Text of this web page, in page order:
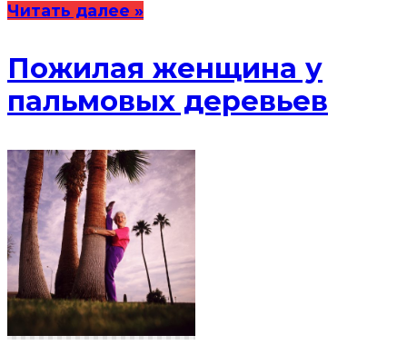
Читать далее »
Пожилая женщина у
пальмовых деревьев